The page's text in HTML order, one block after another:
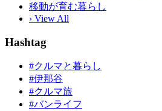
移動が育む暮らし
› View All
Hashtag
#クルマと暮らし
#伊那谷
#クルマ旅
#バンライフ